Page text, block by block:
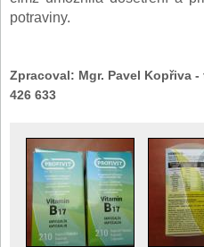
potraviny.
Zpracoval: Mgr. Pavel Kopřiva
426 633